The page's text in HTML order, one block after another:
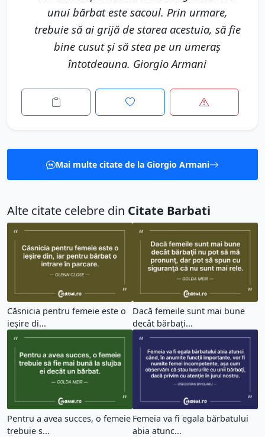
unui bărbat este sacoul. Prin urmare,
trebuie să ai grijă de starea acestuia, să fie
bine cusut şi să stea pe un umeraş
întotdeauna. Giorgio Armani
Mai multe citate de la Giorgio Armani
Alte citate celebre din Citate Barbati
Căsnicia pentru femeie este o
ieşire di...
Dacă femeile sunt mai bune
decât bărbaţi...
Pentru a avea succes, o femeie
trebuie s...
Femeia va fi egala bărbatului
abia atunc...